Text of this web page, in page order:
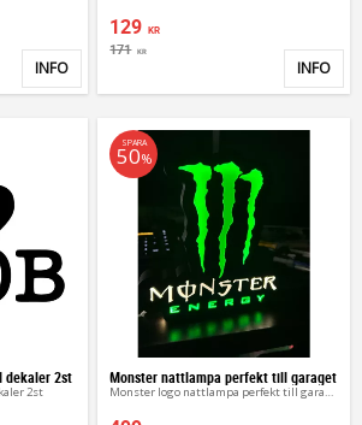
Lägg till i favoriter
INFO
129 KR
171 KR
INFO
dekaler 2st
2st
Monster nattlampa perfekt till garaget
Monster logo nattlampa perfekt till garaget
SPARA
50%